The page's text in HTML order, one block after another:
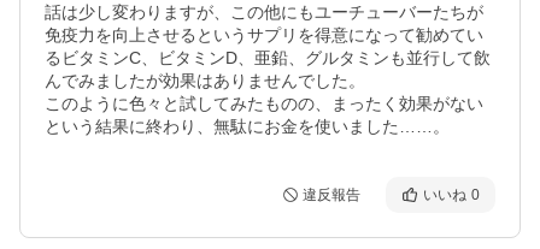
話は少し変わりますが、この他にもユーチューバーたちが
免疫力を向上させるというサプリを得意になって勧めてい
るビタミンC、ビタミンD、亜鉛、グルタミンも並行して飲
んでみましたが効果はありませんでした。
このように色々と試してみたものの、まったく効果がない
という結果に終わり、無駄にお金を使いました……。
違反報告 いいね 0